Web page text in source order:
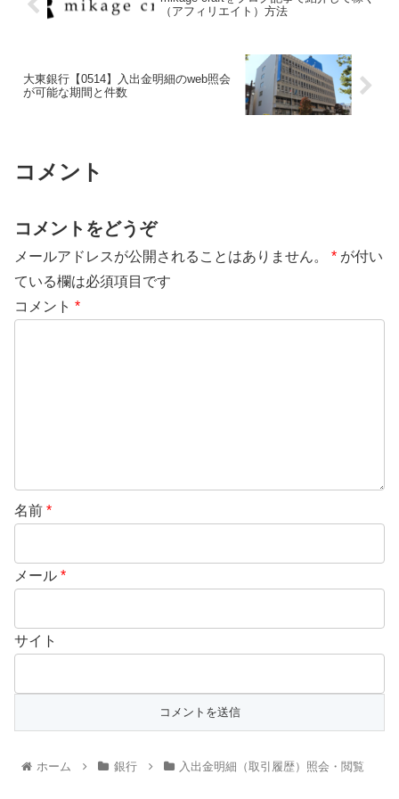
（アフィリエイト）方法
大東銀行【0514】入出金明細のweb照会
が可能な期間と件数
コメント
コメントをどうぞ
メールアドレスが公開されることはありません。 * が付い
ている欄は必須項目です
コメント *
名前 *
メール *
サイト
ホーム 銀行 入出金明細（取引履歴）照会・閲覧